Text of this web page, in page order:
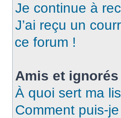
Je continue à
J’ai reçu un
ce forum !
Amis et ignorés
À quoi sert ma
Comment puis-